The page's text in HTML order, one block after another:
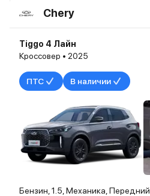
Chery
Tiggo 4 Лайн
Кроссовер • 2025
ПТС В наличии
Бензин, 1.5, Механика, Передний,